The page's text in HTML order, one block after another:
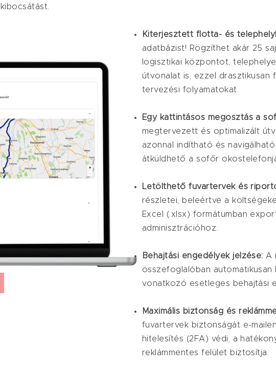
kibocsátást.
Kiterjesztett flotta- és
adatbázist! Rögzíthet akár 25
logisztikai központot,
útvonalat is, ezzel drasztikusan
tervezési folyamatokat.
Egy kattintásos megosztás a
megtervezett és optimalizált
azonnal indítható és
átküldhető a sofőr
Letölthető fuvartervek és
részletei, beleértve a
Excel (.xlsx) formátumban
adminisztrációhoz.
Behajtási engedélyek jelzése: A
összefoglalóban
vonatkozó esetleges behajtási
Maximális biztonság és
fuvartervek biztonságát e-
hitelesítés (2FA) védi, a
reklámmentes felület biztosítja.